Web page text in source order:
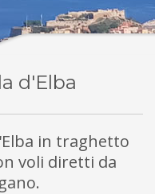
d'Elba
in traghetto
voli diretti da